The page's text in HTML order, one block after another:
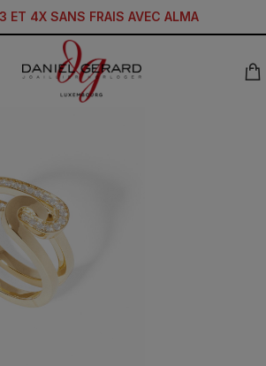
ET 4X SANS FRAIS AVEC ALMA